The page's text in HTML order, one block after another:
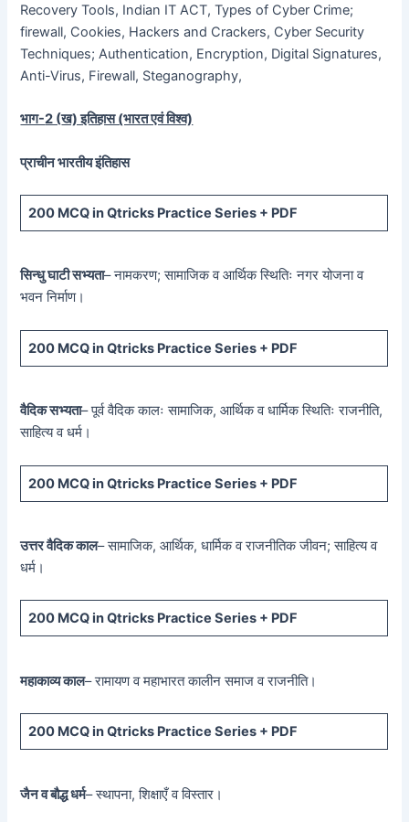
Recovery Tools, Indian IT ACT, Types of Cyber Crime;
firewall, Cookies, Hackers and Crackers, Cyber Security
Techniques; Authentication, Encryption, Digital Signatures,
Anti-Virus, Firewall, Steganography,
भाग-2 (ख) इतिहास (भारत एवं विश्व)
प्राचीन भारतीय इंतिहास
200 MCQin Qtricks Practice Series + PDF
सिन्धु घाटी सभ्यता– नामकरण; सामाजिक व आर्थिक स्थितिः नगर योजना व
भवन निर्माण।
200 MCQin Qtricks Practice Series + PDF
वैदिक सभ्यता– पूर्व वैदिक कालः सामाजिक, आर्थिक व धार्मिक स्थितिः राजनीति,
साहित्य व धर्म।
200 MCQin Qtricks Practice Series + PDF
उत्तर वैदिक काल– सामाजिक, आर्थिक, धार्मिक व राजनीतिक जीवन; साहित्य व
धर्म।
200 MCQin Qtricks Practice Series + PDF
महाकाव्य काल– रामायण व महाभारत कालीन समाज व राजनीति।
200 MCQin Qtricks Practice Series + PDF
जैन व बौद्ध धर्म– स्थापना, शिक्षाएँ व विस्तार।